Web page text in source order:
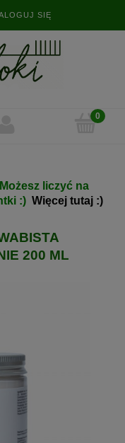
SIĘ
liczyć na
:) Więcej tutaj :)
200 ML